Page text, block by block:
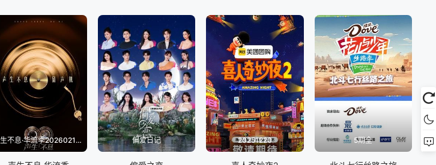
声生不息·华流季20260214(典藏版) 偏爱日记 20251220 5期全